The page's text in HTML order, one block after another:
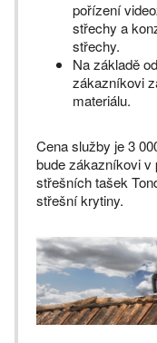
pořízení
střechy a
střechy.
Na základě
zákazníkovi
materiálu.
Cena služby je 3
bude zákazníkovi v
střešních tašek
střešní krytiny.